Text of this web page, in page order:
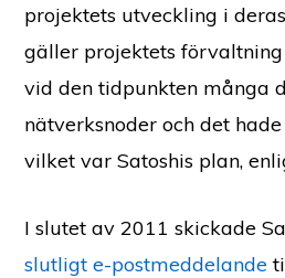
projektets utveckling i
gäller projektets
vid den tidpunkten många
nätverksnoder och det
vilket var Satoshis plan,
I slutet av 2011 skickade
slutligt e-postmeddelande